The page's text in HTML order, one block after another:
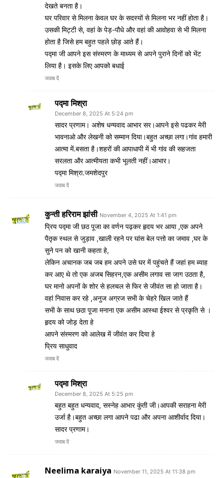
देखते बनता है।
घर परिवार से मिलना केवल घर के सदस्यों से मिलना भर नहीं होता है।
उसकी मिट्टी से, वहां के पेड़-पौधे और वहां की आवोहवा से भी मिलना
होता है जिसे हम बहुत पहले छोड़ आते हैं।
पद्मा जी आपने इस संस्मरण के माध्यम से अपने पुराने दिनों को भेंट
लिया है। इसके लिए आपको बधाई
जवाब दें
पद्मा मिश्रा
December 8, 2025 At 5:24 pm
सादर प्रणाम। अशेष धन्यवाद आभार सर।आपने इसे पढकर मेरी
भावनाओ और लेखनी को सम्मान दिया।बहुत अच्छा लगा।गांव हमारी
आत्मा में.बसता है।शहरों की आपाधापी में भी गांव की सहजता
सरलता और आत्मीयता कभी भूलती नहीं।आभार।
पद्मा मिश्रा.जमशेदपुर
जवाब दें
कुन्ती हरिराम झांसी November 4, 2025 At 1:41 pm
प्रिय पद्मा जी छठ पूजा का वर्णन पढ़कर हृदय भर आया ,एक अपने
पैतृक स्थल से जुड़ाव ,खाली रहने पर घांस बेल पत्तो का जमाव ,घर के
सुने पन को खानी कहता हे,
लेकिन अचानक जब जब हम अपने उसे घर में पहुंचते हैं जहां हम ब्याह
कर आए थे तो एक अजब सिहरन,एक असीम लगाव सा जाग उठता है,
घर मानो अपनों के शोर से हलचल से फिर से जीवंत सा हो जाता है।
वहां निवास कर रहे ,अनुज अग्रज सभी के चेहरे खिल जाते हैं
सभी के साथ छठा पूजा मनाना एक असीम आस्था ईश्वर से प्रकृति से ।
हृदय को जोड़ देता हे
आपने संस्मरण को आलेख में जीवंत कर दिया हे
प्रिय साधुवाद
जवाब दें
पद्मा मिश्रा
December 8, 2025 At 5:25 pm
बहुत बहुत धन्यवाद, सस्नेह आभार कुंती जी।आपकी सराहना मेरी
उर्जा है।बहुत अच्छा लगा आपने पढा और अपना आशीर्वाद दिया।
सादर प्रणाम।
जवाब दें
Neelima karaiya November 11, 2025 At 11:38 pm